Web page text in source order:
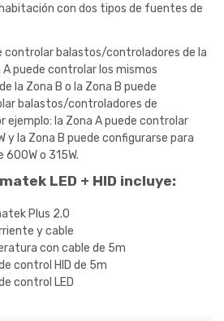
con dos tipos de fuentes de
controlar balastos/controladores de la
puede controlar los mismos
la Zona B o la Zona B puede
balastos/controladores de
la Zona A puede controlar
y la Zona B puede configurarse para
o 315W.
LED + HID incluye:
Plus 2.0
y cable
con cable de 5m
control HID de 5m
control LED